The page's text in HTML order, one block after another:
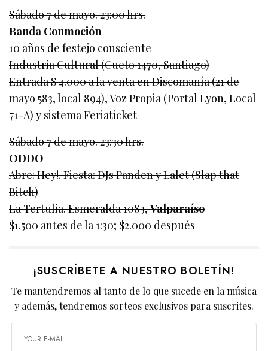
Sábado 7 de mayo. 23:00 hrs.
Banda Conmoción
10 años de festejo consciente
Industria Cultural (Cueto 1470, Santiago)
Entrada $ 4.000 a la venta en Discomanía (21 de
mayo 583, local 894), Voz Propia (Portal Lyon, Local
71-A) y sistema Feriaticket
Sábado 7 de mayo. 23:30 hrs.
ODDO
Abre: Hey!. Fiesta: DJs Panden y Lalet (Slap that
Bitch)
La Tertulia. Esmeralda 1083,Valparaíso
$1.500 antes de la 1:30; $2.000 después
¡SUSCRÍBETE A NUESTRO BOLETÍN!
Te mantendremos al tanto de lo que sucede en la música
y además, tendremos sorteos exclusivos para suscrites.